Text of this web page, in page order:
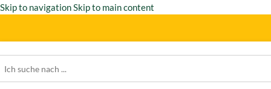
Skip to navigationSkip to main content